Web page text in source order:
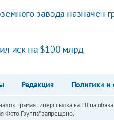
завода назначен
иск на $100 млрд
Редакция Политики и
прямая гиперссылка на LB.ua
Фото Группа" запрещено.